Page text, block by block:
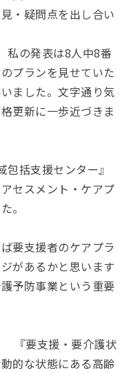
・疑問点を出し合い
私の発表は8人中8番
プランを見せていた
ました。文字通り気
更新に一歩近づきま
括支援センター』
セスメント・ケアプ
。
要支援者のケアプラ
があるかと思います
予防事業という重要
『要支援・要介護状
的な状態にある高齢